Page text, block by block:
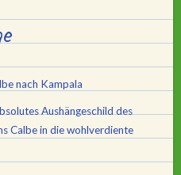
nach Kampala
Aushängeschild des
Calbe in die wohlverdiente